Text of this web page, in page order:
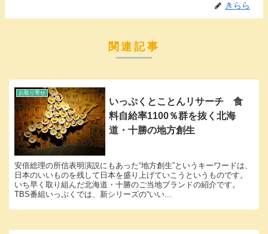
きらら
関連記事
お取り寄せ
いっぷくとことんリサーチ 食
料自給率1100％群を抜く北海
道・十勝の地方創生
安倍総理の所信表明演説にもあった“地方創生”というキーワードは、
日本のいいものを残して日本を盛り上げていこうというものです。
いち早く取り組んだ北海道・十勝のご当地ブランドの紹介です。
TBS番組いっぷくでは、新シリーズの“いい...